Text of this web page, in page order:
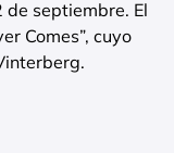
septiembre. El
Comes”, cuyo